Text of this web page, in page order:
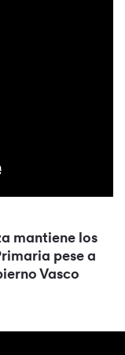
mantiene los
pese a
Vasco